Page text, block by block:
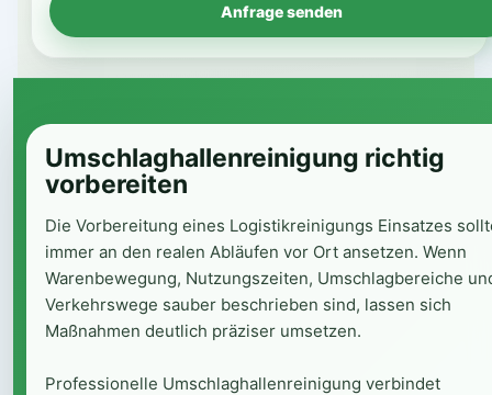
Anfrage senden
Umschlaghallenreinigung richtig
vorbereiten
Die Vorbereitung eines Logistikreinigungs Einsatzes
immer an den realen Abläufen vor Ort ansetzen. Wenn
Warenbewegung, Nutzungszeiten, Umschlagbereiche
Verkehrswege sauber beschrieben sind, lassen sich
Maßnahmen deutlich präziser umsetzen.
Professionelle Umschlaghallenreinigung verbindet